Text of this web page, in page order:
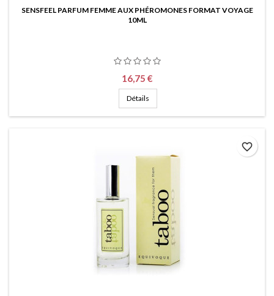
SENSFEEL PARFUM FEMME AUX PHÉROMONES FORMAT VOYAGE
10ML
Prix
16,75 €
Détails
favorite_border